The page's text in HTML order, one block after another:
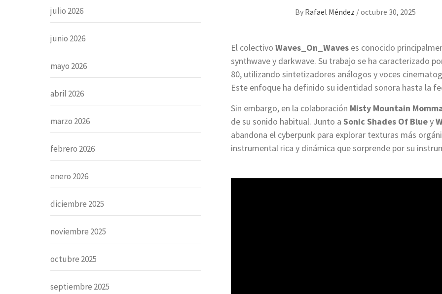
By Rafael Méndez /octubre 30, 2025
El colectivo Waves_On_Waves es conocido
synthwave y darkwave. Su trabajo se ha caracterizado
80, utilizando sintetizadores análogos y voces
Este enfoque ha definido su identidad sonora hasta la
Sin embargo, en la colaboración Misty Mountain
de su sonido habitual. Junto a Sonic Shades Of Bluey
abandona el cyberpunk para explorar texturas más
instrumental rica y dinámica que sorprende por su
julio 2026
junio 2026
mayo 2026
abril 2026
marzo 2026
febrero 2026
enero 2026
diciembre 2025
noviembre 2025
octubre 2025
septiembre 2025